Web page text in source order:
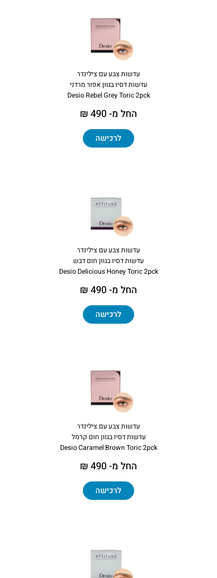
עדשות צבע עם צילינדר
עדשות דסיו בגוון אפור מרדני
Desio Rebel Grey Toric 2pck
החל מ- 490 ₪
לרכישה
עדשות צבע עם צילינדר
עדשות דסיו בגוון חום דבש
Desio Delicious Honey Toric 2pck
החל מ- 490 ₪
לרכישה
עדשות צבע עם צילינדר
עדשות דסיו בגוון חום קרמל
Desio Caramel Brown Toric 2pck
החל מ- 490 ₪
לרכישה